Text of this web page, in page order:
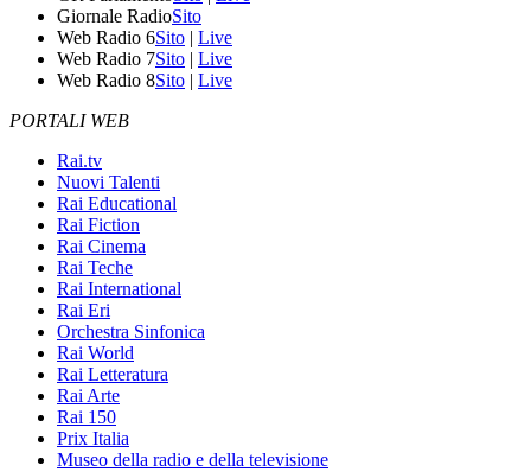
Giornale RadioSito
Web Radio 6Sito | Live
Web Radio 7Sito | Live
Web Radio 8Sito | Live
PORTALI WEB
Rai.tv
Nuovi Talenti
Rai Educational
Rai Fiction
Rai Cinema
Rai Teche
Rai International
Rai Eri
Orchestra Sinfonica
Rai World
Rai Letteratura
Rai Arte
Rai 150
Prix Italia
Museo della radio e della televisione